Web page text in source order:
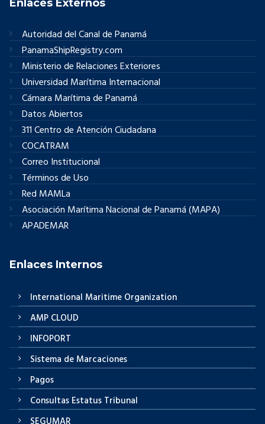
Enlaces Externos
Autoridad del Canal de Panamá
PanamaShipRegistry.com
Ministerio de Relaciones Exteriores
Universidad Marítima Internacional
Cámara Marítima de Panamá
Datos Abiertos
311 Centro de Atención Ciudadana
COCATRAM
Correo Institucional
Términos de Uso
Red MAMLa
Asociación Marítima Nacional de Panamá (MAPA)
APADEMAR
Enlaces Internos
International Maritime Organization
AMP CLOUD
INFOPORT
Sistema de Marcaciones
Pagos
Consultas Estatus Tribunal